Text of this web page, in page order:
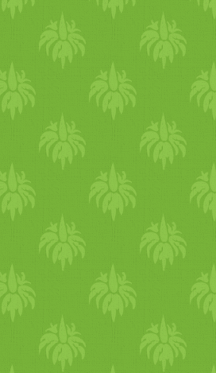
Tetszett a recept?
a Mit eszik a
könyvembe,
színes oldalon
egészséges
ehetjük
együtt milyen